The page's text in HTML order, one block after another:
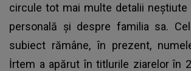
circule tot mai multe detalii neștiute
personală și despre familia sa.
subiect rămâne, în prezent,
İrtem a apărut în titlurile ziarelor în